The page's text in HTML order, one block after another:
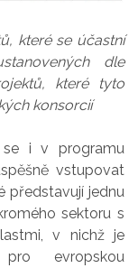
které se účastní
dle
které tyto
konsorcií
i v programu
vstupovat
představují jednu
sektoru s
v nichž je
evropskou